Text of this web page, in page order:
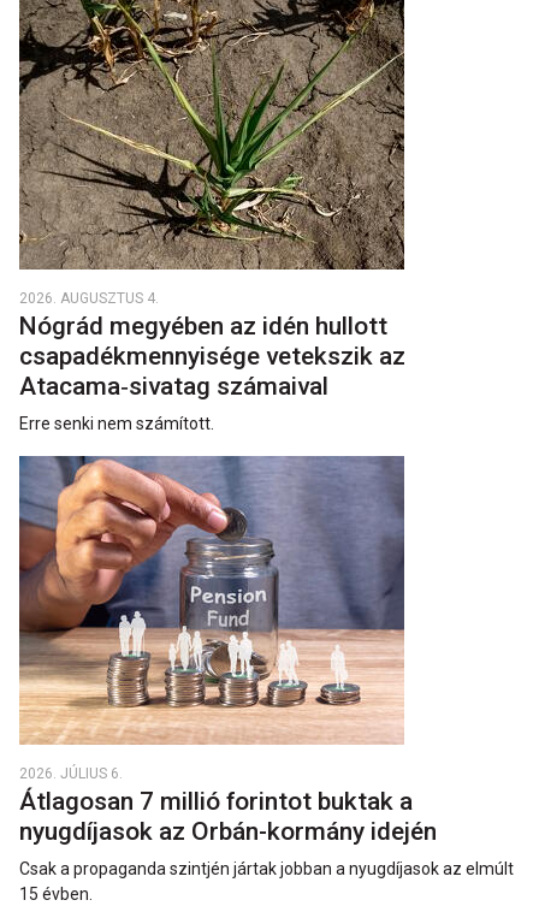
2026. AUGUSZTUS 4.
Nógrád megyében az idén hullott
csapadékmennyisége vetekszik az
Atacama‑sivatag számaival
Erre senki nem számított.
2026. JÚLIUS 6.
Átlagosan 7 millió forintot buktak a
nyugdíjasok az Orbán-kormány idején
Csak a propaganda szintjén jártak jobban a nyugdíjasok az elmúlt
15 évben.